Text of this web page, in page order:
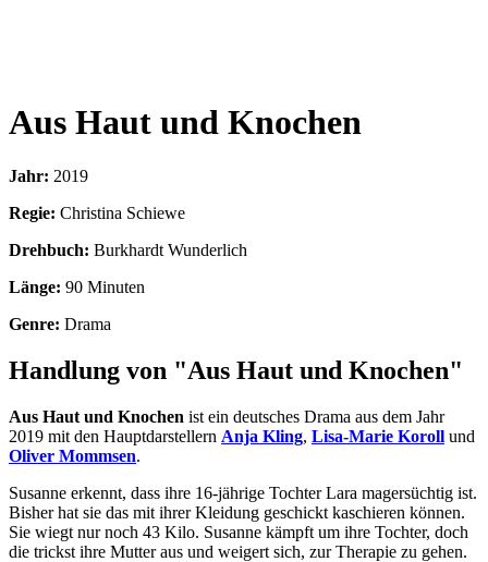
Aus Haut und Knochen
Jahr: 2019
Regie: Christina Schiewe
Drehbuch: Burkhardt Wunderlich
Länge: 90 Minuten
Genre: Drama
Handlung von "Aus Haut und Knochen"
Aus Haut und Knochen ist ein deutsches Drama aus dem Jahr
2019 mit den Hauptdarstellern Anja Kling, Lisa-Marie Koroll und
Oliver Mommsen.
Susanne erkennt, dass ihre 16-jährige Tochter Lara magersüchtig ist.
Bisher hat sie das mit ihrer Kleidung geschickt kaschieren können.
Sie wiegt nur noch 43 Kilo. Susanne kämpft um ihre Tochter, doch
die trickst ihre Mutter aus und weigert sich, zur Therapie zu gehen.